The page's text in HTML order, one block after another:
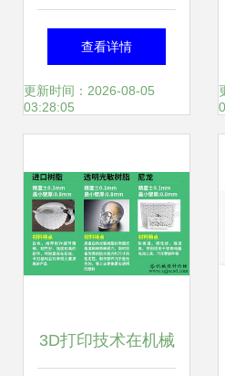
设计要点 如何打造
一个高效的咨询策
查看详情
更新时间：2026-08-05
03:28:05
3D打印技术在机械